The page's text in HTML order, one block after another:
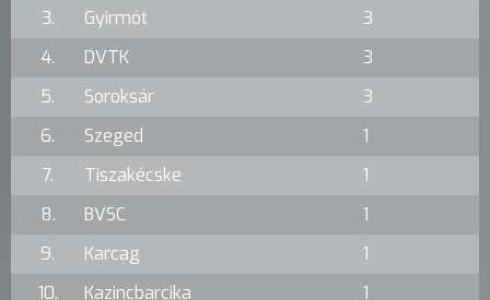
3.
Gyirmót
3
4.
DVTK
3
5.
Soroksár
3
6.
Szeged
1
7.
Tiszakécske
1
8.
BVSC
1
9.
Karcag
1
10.
Kazincbarcika 1